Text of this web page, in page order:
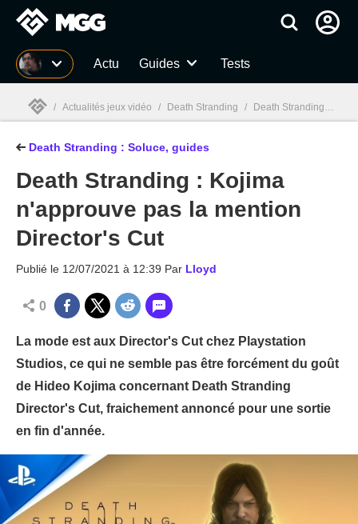
MGG Actu Guides Tests
MGG
/ Actualités jeux vidéo / Death Stranding / Death Stranding : Guides, astuces, soluce, likes, livraisons, secrets
Death Stranding : Soluce, guides
Death Stranding : Kojima
n'approuve pas la mention
Director's Cut
Publié le 12/07/2021 à 12:39 Par Lloyd
0
La mode est aux Director's Cut chez Playstation
Studios, ce qui ne semble pas être forcément du goût
de Hideo Kojima concernant Death Stranding
Director's Cut, fraichement annoncé pour une sortie
en fin d'année.